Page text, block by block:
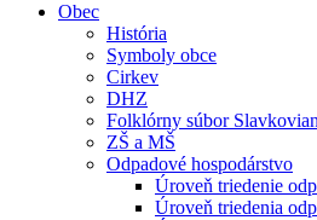
Obec
História
Symboly obce
Cirkev
DHZ
Folklórny súbor
ZŠ a MŠ
Odpadové hospodárstvo
Úroveň triedenie
Úroveň triedenia